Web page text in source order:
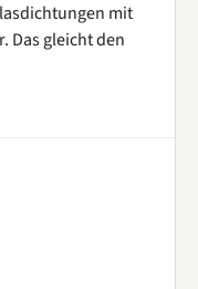
mit
Das gleicht den